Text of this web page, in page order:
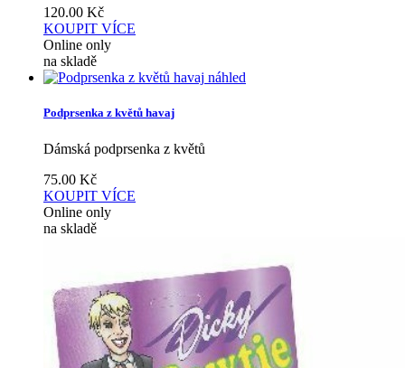
120.00 Kč
KOUPIT VÍCE
Online only
na skladě
náhled
Podprsenka z květů havaj
Dámská podprsenka z květů
75.00 Kč
KOUPIT VÍCE
Online only
na skladě